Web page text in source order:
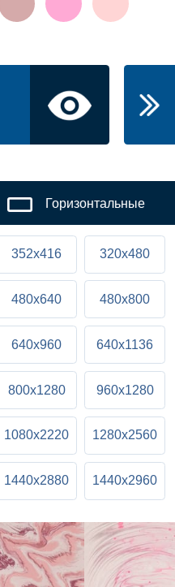
Горизонтальные
352x416 320x480
480x640 480x800
640x960 640x1136
800x1280 960x1280
1080x2220 1280x2560
1440x2880 1440x2960